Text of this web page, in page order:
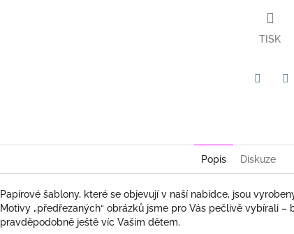
TISK
Popis Diskuze
Papírové šablony, které se objevují v naší nabídce, jsou
Motivy „předřezaných“ obrázků jsme pro Vás pečlivě vybírali –
pravděpodobně ještě víc Vašim dětem.